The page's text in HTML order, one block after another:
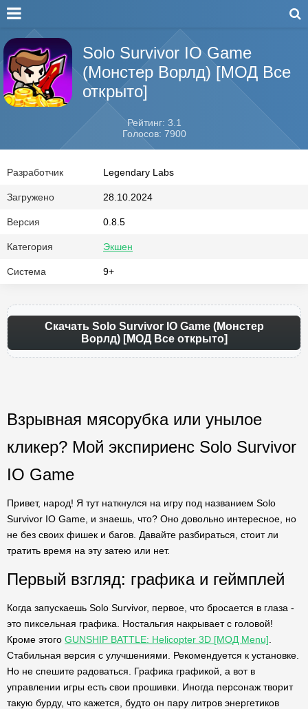
Solo Survivor IO Game
(Монстер Ворлд) [МОД Все
открыто]
Рейтинг: 3.1
Голосов: 7900
Разработчик Legendary Labs
Загружено 28.10.2024
Версия 0.8.5
Категория Экшен
Система 9+
Скачать Solo Survivor IO Game (Монстер
Ворлд) [МОД Все открыто]
Взрывная мясорубка или унылое
кликер? Мой экспириенс Solo Survivor
IO Game
Привет, народ! Я тут наткнулся на игру под названием Solo
Survivor IO Game, и знаешь, что? Оно довольно интересное, но
не без своих фишек и багов. Давайте разбираться, стоит ли
тратить время на эту затею или нет.
Первый взгляд: графика и геймплей
Когда запускаешь Solo Survivor, первое, что бросается в глаза -
это пиксельная графика. Ностальгия накрывает с головой!
Кроме этого GUNSHIP BATTLE: Helicopter 3D [МОД Menu]
Стабильная версия с улучшениями. Рекомендуется к установке.
Но не спешите радоваться. Графика графикой, а вот в
управлении игры есть свои прошивки. Иногда персонаж творит
такую бурду, что кажется, будто он пару литров энергетиков